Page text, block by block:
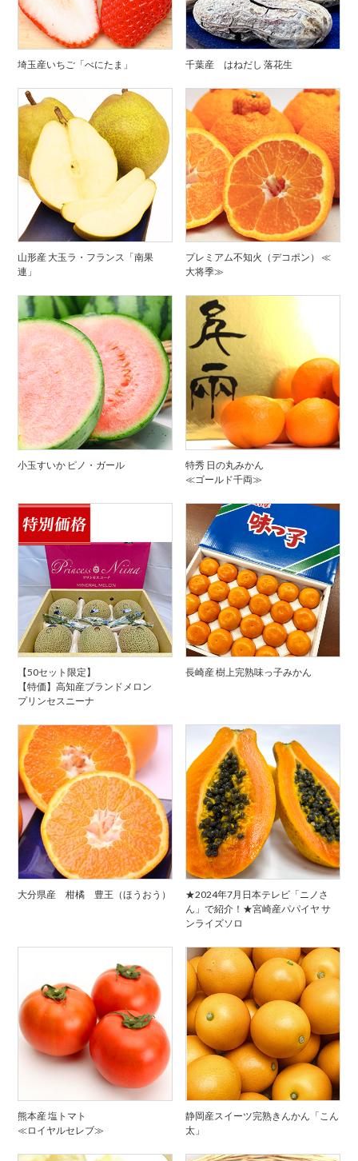
埼玉産いちご「べにたま」 千葉産 はねだし 落花生
山形産 大玉ラ・フランス「南果
連」
プレミアム不知火（デコポン） ≪
大将季≫
小玉すいか ピノ・ガール
特秀 日の丸みかん
≪ゴールド千両≫
【50セット限定】
【特価】高知産ブランドメロン
プリンセスニーナ
長崎産 樹上完熟味っ子みかん
大分県産 柑橘 豊王（ほうおう）
★2024年7月日本テレビ「ニノさ
ん」で紹介！★宮崎産パパイヤ サ
ンライズソロ
熊本産 塩トマト
≪ロイヤルセレブ≫
静岡産スイーツ完熟きんかん「こん
太」